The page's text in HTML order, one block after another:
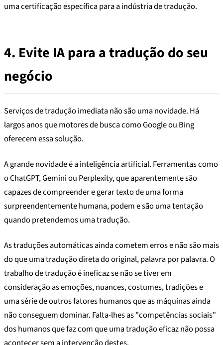
uma certificação específica para a indústria de tradução.
4. Evite IA para a tradução do seu
negócio
Serviços de tradução imediata não são uma novidade. Há
largos anos que motores de busca como Google ou Bing
oferecem essa solução.
A grande novidade é a inteligência artificial. Ferramentas como
o ChatGPT, Gemini ou Perplexity, que aparentemente são
capazes de compreender e gerar texto de uma forma
surpreendentemente humana, podem e são uma tentação
quando pretendemos uma tradução.
As traduções automáticas ainda cometem erros e não são mais
do que uma tradução direta do original, palavra por palavra. O
trabalho de tradução é ineficaz se não se tiver em
consideração as emoções, nuances, costumes, tradições e
uma série de outros fatores humanos que as máquinas ainda
não conseguem dominar. Falta-lhes as "competências sociais"
dos humanos que faz com que uma tradução eficaz não possa